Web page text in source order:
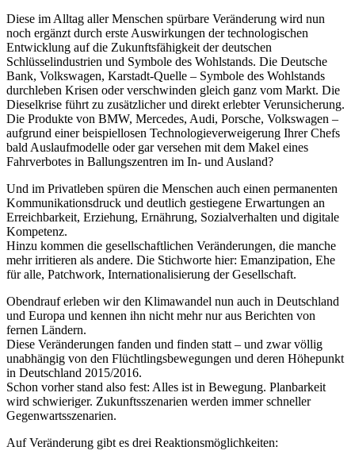
Diese im Alltag aller Menschen spürbare Veränderung wird nun
noch ergänzt durch erste Auswirkungen der technologischen
Entwicklung auf die Zukunftsfähigkeit der deutschen
Schlüsselindustrien und Symbole des Wohlstands. Die Deutsche
Bank, Volkswagen, Karstadt-Quelle – Symbole des Wohlstands
durchleben Krisen oder verschwinden gleich ganz vom Markt. Die
Dieselkrise führt zu zusätzlicher und direkt erlebter Verunsicherung.
Die Produkte von BMW, Mercedes, Audi, Porsche, Volkswagen –
aufgrund einer beispiellosen Technologieverweigerung Ihrer Chefs
bald Auslaufmodelle oder gar versehen mit dem Makel eines
Fahrverbotes in Ballungszentren im In- und Ausland?
Und im Privatleben spüren die Menschen auch einen permanenten
Kommunikationsdruck und deutlich gestiegene Erwartungen an
Erreichbarkeit, Erziehung, Ernährung, Sozialverhalten und digitale
Kompetenz.
Hinzu kommen die gesellschaftlichen Veränderungen, die manche
mehr irritieren als andere. Die Stichworte hier: Emanzipation, Ehe
für alle, Patchwork, Internationalisierung der Gesellschaft.
Obendrauf erleben wir den Klimawandel nun auch in Deutschland
und Europa und kennen ihn nicht mehr nur aus Berichten von
fernen Ländern.
Diese Veränderungen fanden und finden statt – und zwar völlig
unabhängig von den Flüchtlingsbewegungen und deren Höhepunkt
in Deutschland 2015/2016.
Schon vorher stand also fest: Alles ist in Bewegung. Planbarkeit
wird schwieriger. Zukunftsszenarien werden immer schneller
Gegenwartsszenarien.
Auf Veränderung gibt es drei Reaktionsmöglichkeiten: